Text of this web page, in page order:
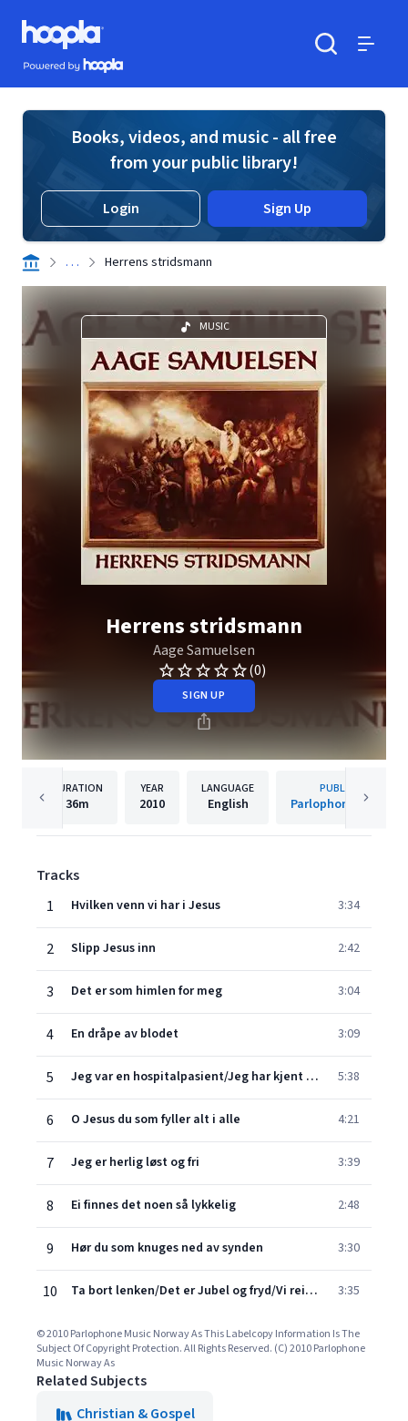
Skip to main content
Hoopla logo
Powered by Hoopla
Books, videos, and music - all free
from your public library!
Login Sign Up
. . . Herrens stridsmann
MUSIC
Herrens stridsmann
Aage Samuelsen
(0)
SIGN UP
DURATION
36m
YEAR
2010
LANGUAGE
English
PUBLISHER
Parlophone Norway
Tracks
1
Hvilken venn vi har i Jesus 3:34
2 Slipp Jesus inn 2:42
3 Det er som himlen for meg 3:04
4 En dråpe av blodet 3:09
5 Jeg var en hospitalpasient/Jeg har kjent Guds kraft til frelse (Medley) 5:38
6 O Jesus du som fyller alt i alle 4:21
7 Jeg er herlig løst og fri 3:39
8 Ei finnes det noen så lykkelig 2:48
9 Hør du som knuges ned av synden 3:30
10 Ta bort lenken/Det er Jubel og fryd/Vi reiser hjem til Jesus/In The Sweet By And By (Medley) 3:35
© 2010 Parlophone Music Norway As This Labelcopy Information Is The
Subject Of Copyright Protection. All Rights Reserved. (C) 2010 Parlophone
Music Norway As
Related Subjects
Christian & Gospel